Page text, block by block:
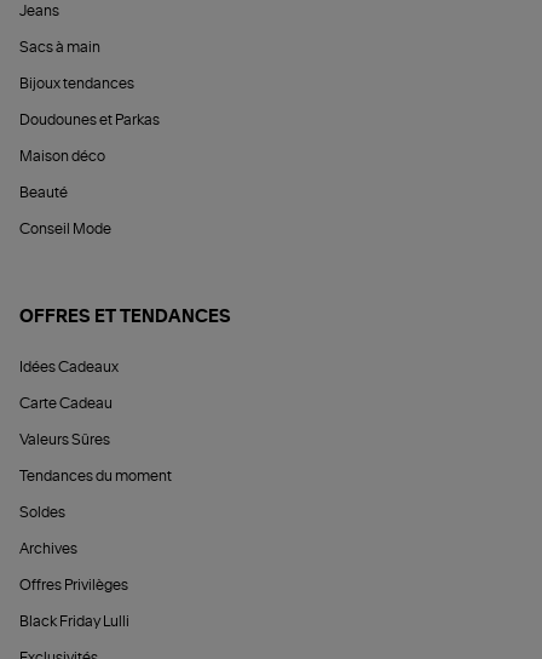
Jeans
Sacs à main
Bijoux tendances
Doudounes et Parkas
Maison déco
Beauté
Conseil Mode
OFFRES ET TENDANCES
Idées Cadeaux
Carte Cadeau
Valeurs Sûres
Tendances du moment
Soldes
Archives
Offres Privilèges
Black Friday Lulli